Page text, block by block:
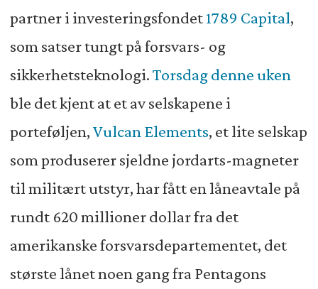
partner i investeringsfondet1789 Capital,
som satser tungt på forsvars- og
sikkerhetsteknologi.Torsdag denne uken
ble det kjent at et av selskapene i
porteføljen,Vulcan Elements, et lite selskap
som produserer sjeldne jordarts-magneter
til militært utstyr, har fått en låneavtale på
rundt 620 millioner dollar fra det
amerikanske forsvarsdepartementet, det
største lånet noen gang fra Pentagons